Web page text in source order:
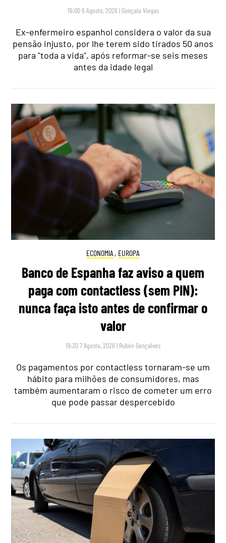
16:00 6 Agosto, 2026 | Gonçalo Viegas
Ex-enfermeiro espanhol considera o valor da sua
pensão injusto, por lhe terem sido tirados 50 anos
para "toda a vida", após reformar-se seis meses
antes da idade legal
ECONOMIA , EUROPA
Banco de Espanha faz aviso a quem
paga com contactless (sem PIN):
nunca faça isto antes de confirmar o
valor
19:30 7 Agosto, 2026 | Rubén Gonçalves
Os pagamentos por contactless tornaram-se um
hábito para milhões de consumidores, mas
também aumentaram o risco de cometer um erro
que pode passar despercebido